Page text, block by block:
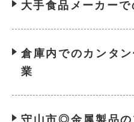
大手食品メーカー
倉庫内でのカンタ
業
守山市◎金属製品の